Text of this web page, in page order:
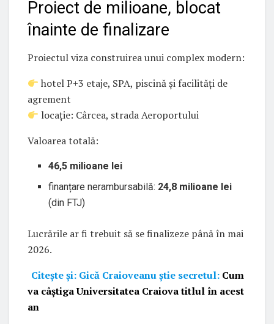
Proiect de milioane, blocat
înainte de finalizare
Proiectul viza construirea unui complex modern:
hotel P+3 etaje, SPA, piscină și facilități de
agrement
locație: Cârcea, strada Aeroportului
Valoarea totală:
46,5 milioane lei
finanțare nerambursabilă: 24,8 milioane lei
(din FTJ)
Lucrările ar fi trebuit să se finalizeze până în mai
2026.
Citește și: Gică Craioveanu știe secretul: Cum
va câștiga Universitatea Craiova titlul în acest
an